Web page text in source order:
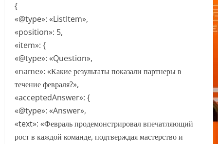
{
«@type»: «ListItem»,
«position»: 5,
«item»: {
«@type»: «Question»,
«name»: «Какие результаты показали партнеры в
течение февраля?»,
«acceptedAnswer»: {
«@type»: «Answer»,
«text»: «Февраль продемонстрировал впечатляющий
рост в каждой команде, подтверждая мастерство и